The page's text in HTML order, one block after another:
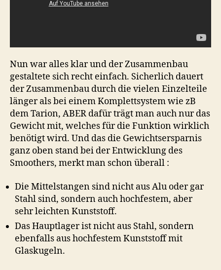
Nun war alles klar und der Zusammenbau
gestaltete sich recht einfach. Sicherlich dauert
der Zusammenbau durch die vielen Einzelteile
länger als bei einem Komplettsystem wie zB
dem Tarion, ABER dafür trägt man auch nur das
Gewicht mit, welches für die Funktion wirklich
benötigt wird. Und das die Gewichtsersparnis
ganz oben stand bei der Entwicklung des
Smoothers, merkt man schon überall :
Die Mittelstangen sind nicht aus Alu oder gar
Stahl sind, sondern auch hochfestem, aber
sehr leichten Kunststoff.
Das Hauptlager ist nicht aus Stahl, sondern
ebenfalls aus hochfestem Kunststoff mit
Glaskugeln.